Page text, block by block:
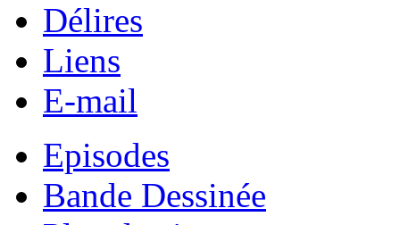
Délires
Liens
E-mail
Episodes
Bande Dessinée